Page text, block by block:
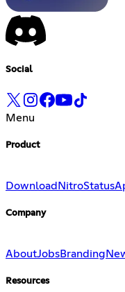
Social
Menu
Product
Download NitroStatus
Company
AboutJobsBranding
Resources